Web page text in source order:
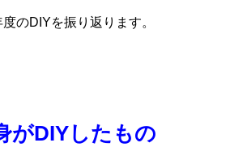
のDIYを振り返ります。
DIYしたもの